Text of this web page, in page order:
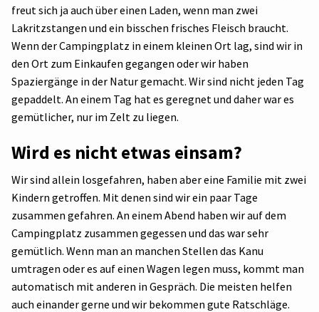
freut sich ja auch über einen Laden, wenn man zwei
Lakritzstangen und ein bisschen frisches Fleisch braucht.
Wenn der Campingplatz in einem kleinen Ort lag, sind wir in
den Ort zum Einkaufen gegangen oder wir haben
Spaziergänge in der Natur gemacht. Wir sind nicht jeden Tag
gepaddelt. An einem Tag hat es geregnet und daher war es
gemütlicher, nur im Zelt zu liegen.
Wird es nicht etwas einsam?
Wir sind allein losgefahren, haben aber eine Familie mit zwei
Kindern getroffen. Mit denen sind wir ein paar Tage
zusammen gefahren. An einem Abend haben wir auf dem
Campingplatz zusammen gegessen und das war sehr
gemütlich. Wenn man an manchen Stellen das Kanu
umtragen oder es auf einen Wagen legen muss, kommt man
automatisch mit anderen in Gespräch. Die meisten helfen
auch einander gerne und wir bekommen gute Ratschläge.